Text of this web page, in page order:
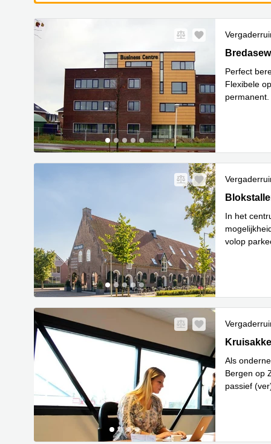
Perfect
Flexibele
In het
volop
Als
Bergen op
passief